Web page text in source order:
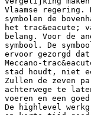
Vlaamse regering.
symbolen de
het trac&eacute;
belang. Voor de
symbool. De
ervoor gezorgd
Meccano-
stad houdt, niet
Zullen de zeven
achterwege te
voeren en een
De highlevel